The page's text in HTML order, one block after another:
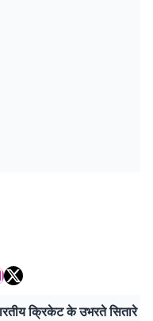
क्रिकेट के उभरते सितारे